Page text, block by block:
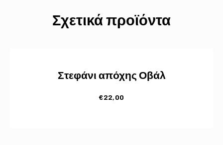
Σχετικά προϊόντα
Στεφάνι απόχης Οβάλ
€22,00